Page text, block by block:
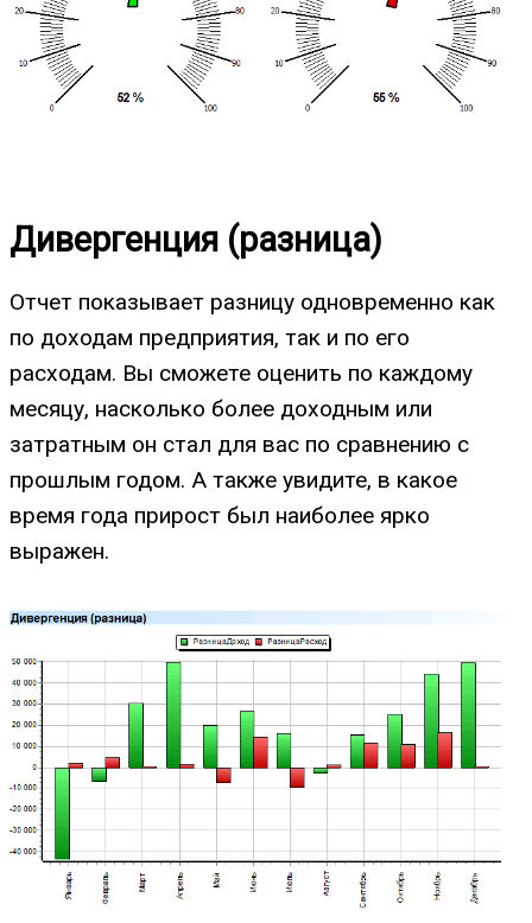
Дивергенция (разница)
Отчет показывает разницу одновременно как
по доходам предприятия, так и по его
расходам. Вы сможете оценить по каждому
месяцу, насколько более доходным или
затратным он стал для вас по сравнению с
прошлым годом. А также увидите, в какое
время года прирост был наиболее ярко
выражен.